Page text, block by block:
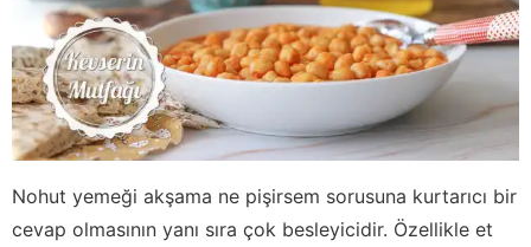
Nohut yemeği akşama ne pişirsem sorusuna kurtarıcı bir
cevap olmasının yanı sıra çok besleyicidir. Özellikle et